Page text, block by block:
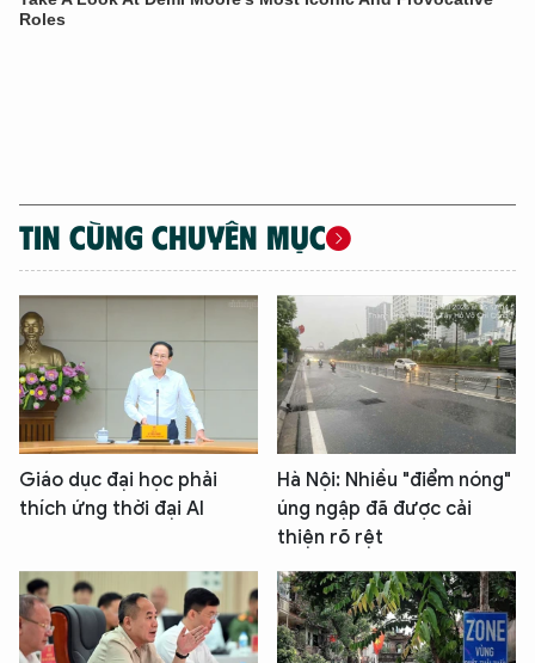
TIN CÙNG CHUYÊN MỤC
Giáo dục đại học phải
thích ứng thời đại AI
Hà Nội: Nhiều "điểm nóng"
úng ngập đã được cải
thiện rõ rệt